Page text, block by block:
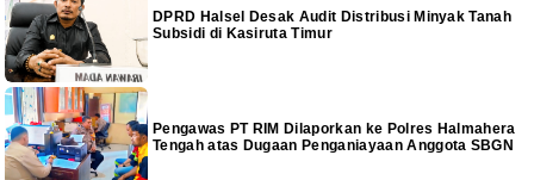
DPRD Halsel Desak Audit Distribusi Minyak Tanah
Subsidi di Kasiruta Timur
Pengawas PT RIM Dilaporkan ke Polres Halmahera
Tengah atas Dugaan Penganiayaan Anggota SBGN